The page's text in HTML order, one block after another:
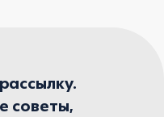
советы,